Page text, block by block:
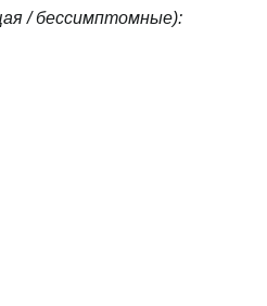
/ бессимптомные):